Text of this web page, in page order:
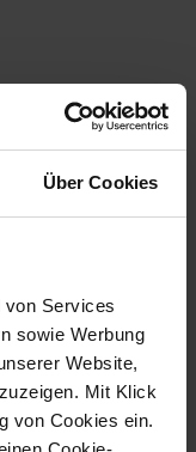
Über Cookies
von Services
sowie Werbung
Website,
Mit Klick
von Cookies ein.